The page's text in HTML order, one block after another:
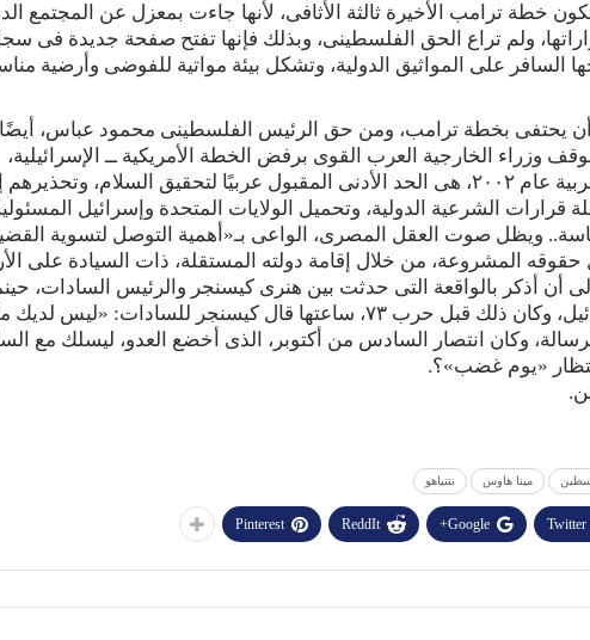
خطة ترامب الأخيرة ثالثة الأثافى، لأنها جاءت بمعزل عن المجتمع
ولم تراع الحق الفلسطينى، وبذلك فإنها تفتح صفحة جديدة فى
السافر على المواثيق الدولية، وتشكل بيئة مواتية للفوضى وأرضية
أن يحتفى بخطة ترامب، ومن حق الرئيس الفلسطينى محمود عباس،
وزراء الخارجية العرب القوى برفض الخطة الأمريكية ــ الإسرائيلية،
وتأكيدهم أن مبادرة السلام العربية عام ٢٠٠٢، هى الحد الأدنى المقبول عربيًا لتحقيق السلام،
قرارات الشرعية الدولية، وتحميل الولايات المتحدة وإسرائيل
ويظل صوت العقل المصرى، الواعى بـ«أهمية التوصل لتسوية
المشروعة، من خلال إقامة دولته المستقلة، ذات السيادة على
أن أذكر بالواقعة التى حدثت بين هنرى كيسنجر والرئيس السادات،
حول مفاوضات سلام مع إسرائيل، وكان ذلك قبل حرب ٧٣، ساعتها قال كيسنجر للسادات: «ليس لديك
وكان انتصار السادس من أكتوبر، الذى أخضع العدو، ليسلك مع
«يوم غضب»؟.
مينا هاوس نتنياهو
Twitter
Google+
ReddIt
Pinterest